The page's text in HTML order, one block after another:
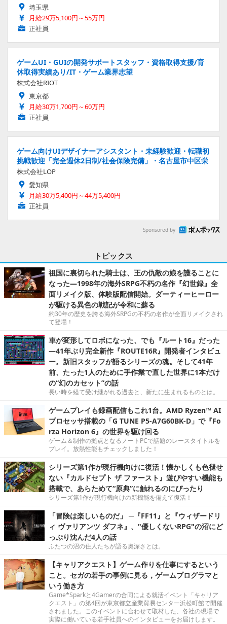
埼玉県
月給29万5,100円～55万円
正社員
ゲームUI・GUIの開発サポートスタッフ・資格取得支援/育
休取得実績あり/IT・ゲーム業界志望
株式会社RIOT
東京都
月給30万1,700円～60万円
正社員
ゲーム向けUIデザイナーアシスタント・未経験歓迎・転職初
挑戦歓迎「完全週休2日制/社会保険完備」・名古屋市中区栄
株式会社LOP
愛知県
月給30万5,400円～44万5,400円
正社員
Sponsored by
トピックス
祖国に裏切られた騎士は、王の仇敵の娘を護ることに
なった―1998年の海外SRPG不朽の名作『幻世録』全
面リメイク版、体験版配信開始。ダーティーヒーロー
が駆ける異色の戦記が令和に蘇る
約30年の歴史を誇る海外SRPGの不朽の名作が全面リメイクされ
て登場！
車が変形してロボになった、でも『ルート16』だった
―41年ぶり完全新作『ROUTE16R』開発者インタビュ
ー。新旧スタッフが語るシリーズの魂。そして41年
前、たった1人のために手作業で直した世界に1本だけ
の“幻のカセット”の話
長い時を経て受け継がれる過去と、新たに生まれるものとは。
ゲームプレイも録画配信もこれ1台。AMD Ryzen™ AI
プロセッサ搭載の「G TUNE P5-A7G60BK-D」で『Fo
rza Horizon 6』の世界を駆け回る
ゲーム＆制作の拠点となるノートPCで話題のレースタイトルを
プレイ。放熱性能もチェックしました！
シリーズ第1作が現行機向けに復活！懐かしくも色褪せ
ない『カルドセプト ザ ファースト』遊びやすい機能も
搭載で、あらためて“原典”に触れるのにぴったり
シリーズ第1作が現行機向けの新機能を備えて復活！
「冒険は楽しいものだ」 ─『FF11』と『ウィザードリ
ィ ヴァリアンツ ダフネ』、"優しくないRPG"の沼にど
っぷり沈んだ4人の話
ふたつの沼の住人たちが語る奥深さとは。
【キャリアクエスト】ゲーム作りを仕事にするという
こと。セガの若手の事例に見る，ゲームプログラマと
いう働き方
Game*Sparkと4Gamerの合同による就活イベント「キャリア
クエスト」の第4回が東京都立産業貿易センター浜松町館で開催
されました。このイベントに合わせて取材した、各社の現場で
実際に働いている若手社員へのインタビューをお届けします。